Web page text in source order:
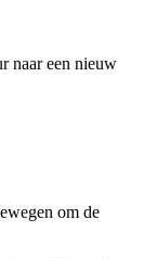
naar een nieuw
om de